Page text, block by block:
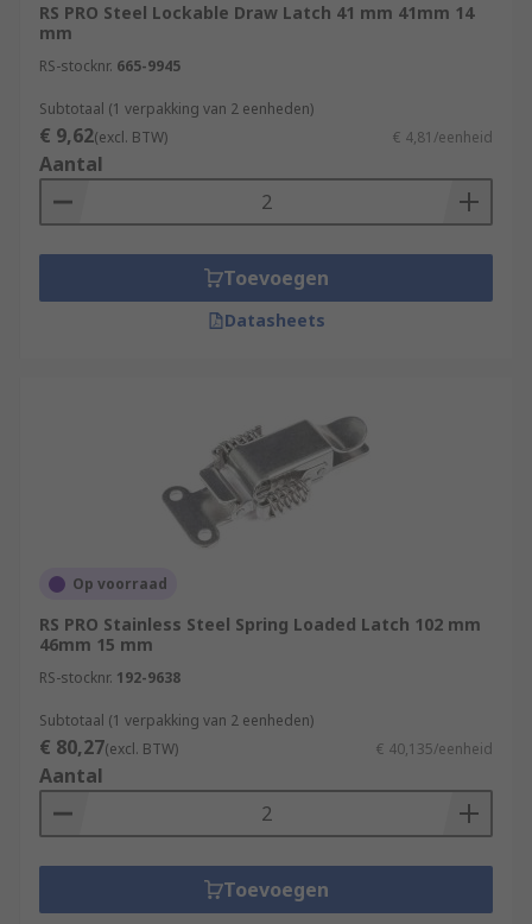
RS PRO Steel Lockable Draw Latch 41 mm 41mm 14
mm
RS-stocknr. 665-9945
Subtotaal (1 verpakking van 2 eenheden)
€ 9,62(excl. BTW) € 4,81/eenheid
Aantal
Toevoegen
Datasheets
Op voorraad
RS PRO Stainless Steel Spring Loaded Latch 102 mm
46mm 15 mm
RS-stocknr. 192-9638
Subtotaal (1 verpakking van 2 eenheden)
€ 80,27(excl. BTW) € 40,135/eenheid
Aantal
Toevoegen